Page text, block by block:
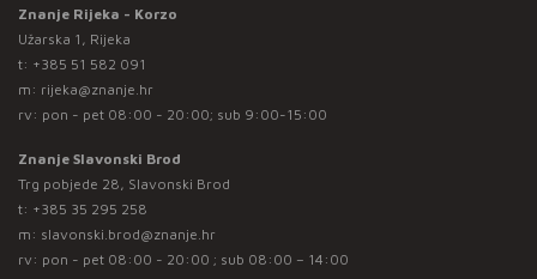
Znanje Rijeka - Korzo
Užarska 1, Rijeka
t: +385 51 582 091
m: rijeka@znanje.hr
rv: pon - pet 08:00 - 20:00; sub 9:00-15:00
Znanje Slavonski Brod
Trg pobjede 28, Slavonski Brod
t: +385 35 295 258
m: slavonski.brod@znanje.hr
rv: pon - pet 08:00 - 20:00 ; sub 08:00 – 14:00